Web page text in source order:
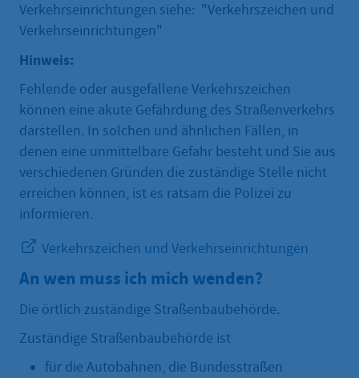
Verkehrseinrichtungen siehe: "Verkehrszeichen und
Verkehrseinrichtungen"
Hinweis:
Fehlende oder ausgefallene Verkehrszeichen
können eine akute Gefährdung des Straßenverkehrs
darstellen. In solchen und ähnlichen Fällen, in
denen eine unmittelbare Gefahr besteht und Sie aus
verschiedenen Gründen die zuständige Stelle nicht
erreichen können, ist es ratsam die Polizei zu
informieren.
Verkehrszeichen und Verkehrseinrichtungen
An wen muss ich mich wenden?
Die örtlich zuständige Straßenbaubehörde.
Zuständige Straßenbaubehörde ist
für die Autobahnen, die Bundesstraßen